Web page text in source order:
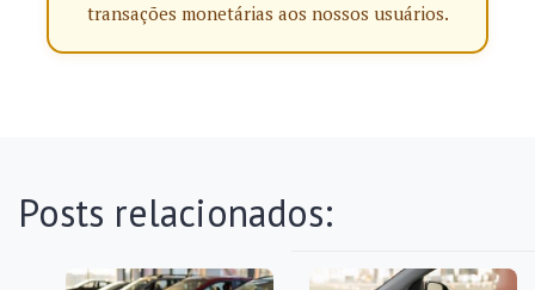
transações monetárias aos nossos usuários.
Posts relacionados: